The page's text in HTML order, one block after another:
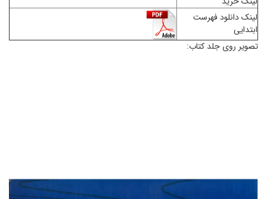
لینک دانلود فهرست
ابتدایی
تصویر روی جلد کتاب: